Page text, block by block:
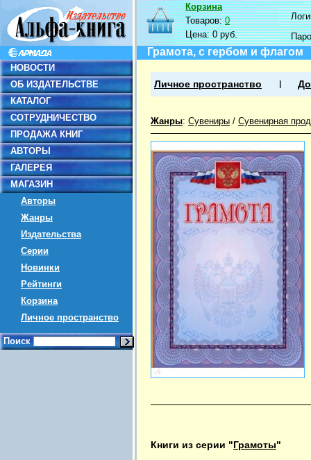
НОВОСТИ
ОБ ИЗДАТЕЛЬСТВЕ
КАТАЛОГ
СОТРУДНИЧЕСТВО
ПРОДАЖА КНИГ
АВТОРЫ
ГАЛЕРЕЯ
МАГАЗИН
Авторы
Жанры
Издательства
Серии
Новинки
Рейтинги
Корзина
Личное пространство
Поиск
Корзина
Товаров:0
Цена:0 руб.
Грамота, с гербом и флагом
Личное пространство
Жанры: Сувениры / Сувенирная
Книги из серии "Грамоты"